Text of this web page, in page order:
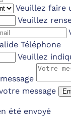
Veuillez faire
Veuillez
Téléphone
Veuillez
message
été envoyé